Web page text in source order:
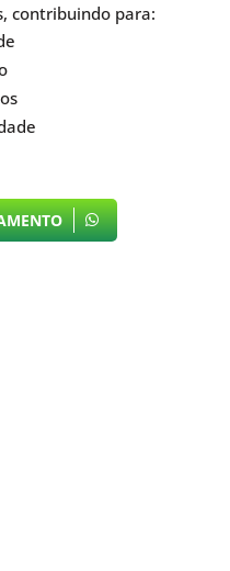
contribuindo para: